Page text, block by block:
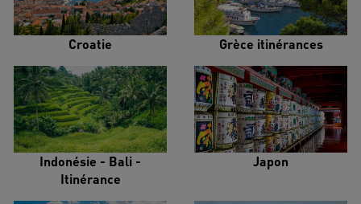
Croatie Grèce itinérances
Indonésie - Bali -
Itinérance
Japon